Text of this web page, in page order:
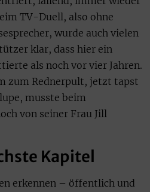
TV-Duell, also ohne
wurde auch vielen
klar, dass hier ein
als noch vor vier Jahren.
zum Rednerpult, jetzt tapst
musste beim
von seiner Frau Jill
Kapitel
erkennen – öffentlich und